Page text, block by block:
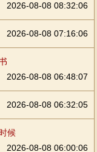
2026-08-08 08:32:06
2026-08-08 07:16:06
2026-08-08 06:48:07
2026-08-08 06:32:05
候
2026-08-08 06:00:06